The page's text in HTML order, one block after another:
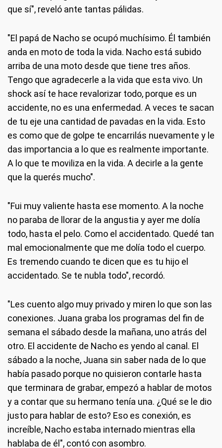
que sí", reveló ante tantas pálidas.
"El papá de Nacho se ocupó muchísimo. Él también
anda en moto de toda la vida. Nacho está subido
arriba de una moto desde que tiene tres años.
Tengo que agradecerle a la vida que esta vivo. Un
shock así te hace revalorizar todo, porque es un
accidente, no es una enfermedad. A veces te sacan
de tu eje una cantidad de pavadas en la vida. Esto
es como que de golpe te encarrilás nuevamente y le
das importancia a lo que es realmente importante.
A lo que te moviliza en la vida. A decirle a la gente
que la querés mucho".
"Fui muy valiente hasta ese momento. A la noche
no paraba de llorar de la angustia y ayer me dolía
todo, hasta el pelo. Como el accidentado. Quedé tan
mal emocionalmente que me dolía todo el cuerpo.
Es tremendo cuando te dicen que es tu hijo el
accidentado. Se te nubla todo", recordó.
"Les cuento algo muy privado y miren lo que son las
conexiones. Juana graba los programas del fin de
semana el sábado desde la mañana, uno atrás del
otro. El accidente de Nacho es yendo al canal. El
sábado a la noche, Juana sin saber nada de lo que
había pasado porque no quisieron contarle hasta
que terminara de grabar, empezó a hablar de motos
y a contar que su hermano tenía una. ¿Qué se le dio
justo para hablar de esto? Eso es conexión, es
increíble, Nacho estaba internado mientras ella
hablaba de él", contó con asombro.